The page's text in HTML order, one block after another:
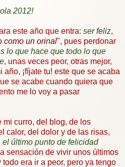
2012!
este año que entra: ser feliz,
como un orinal", pues perdonar
lo que hace que todo lo que
, unas veces peor, otras mejor,
¡fíjate tu! este que se acaba
se acabe cuando quiera que
me lo voy a pasar
mi curro, del blog, de los
calor, del dolor y de las risas,
último punto de felicidad
sensación de vivir unos últimos
era ir a peor, pero ya tengo